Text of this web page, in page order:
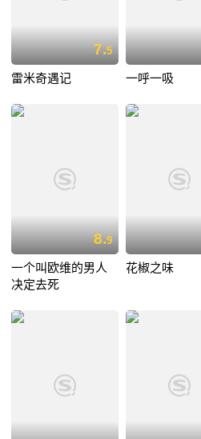
7.5
雷米奇遇记 一呼一吸
8.9
一个叫欧维的男人
决定去死
花椒之味